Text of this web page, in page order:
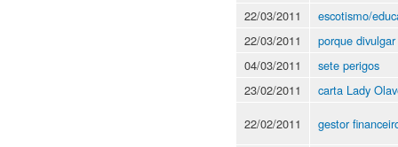
22/03/2011
escotismo/
22/03/2011
porque divulgar
04/03/2011
sete perigos
23/02/2011
carta Lady
22/02/2011
gestor